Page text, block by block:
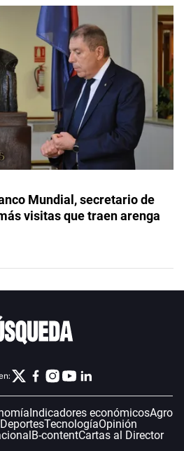
Mundial, secretario de
visitas que traen arenga
Indicadores económicosAgro
DeportesTecnologíaOpinión
B-contentCartas al Director